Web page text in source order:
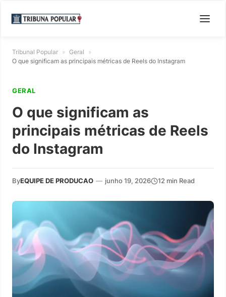
Tribunal Popular » Geral
»
O que significam as principais métricas de Reels do Instagram
GERAL
O que significam as
principais métricas de Reels
do Instagram
ByEQUIPE DE PRODUCAO — junho 19, 2026 12 min Read